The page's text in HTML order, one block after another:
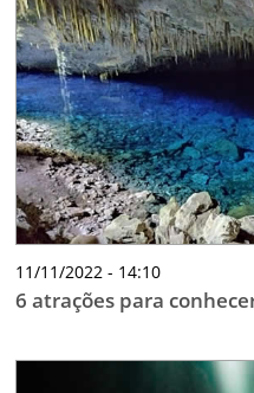
11/11/2022 - 14:10
6 atrações para